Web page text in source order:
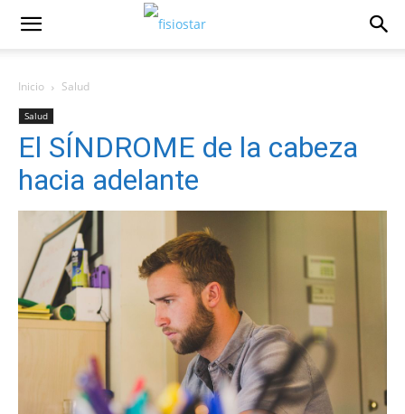
Inicio Salud
Salud
El SÍNDROME de la cabeza
hacia adelante